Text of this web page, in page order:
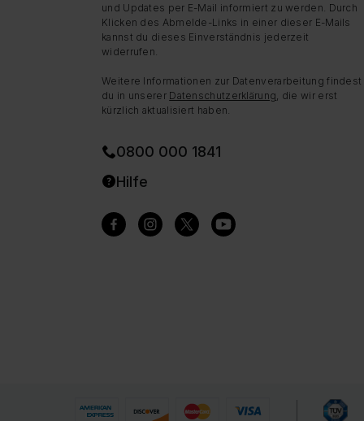
und Updates per E-Mail informiert zu werden. Durch
Klicken des Abmelde-Links in einer dieser E-Mails
kannst du dieses Einverständnis jederzeit
widerrufen.
Weitere Informationen zur Datenverarbeitung findest
du in unserer Datenschutzerklärung, die wir erst
kürzlich aktualisiert haben.
0800 000 1841
Hilfe